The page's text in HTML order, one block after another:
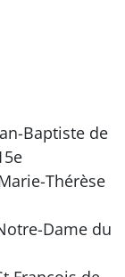
Baptiste de
Thérèse
Dame du